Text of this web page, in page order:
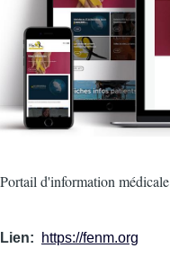
Intro
Portail d'information médicale
Lien https://fenm.org